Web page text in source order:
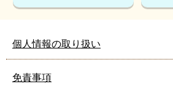
個人情報の取り扱い
免責事項